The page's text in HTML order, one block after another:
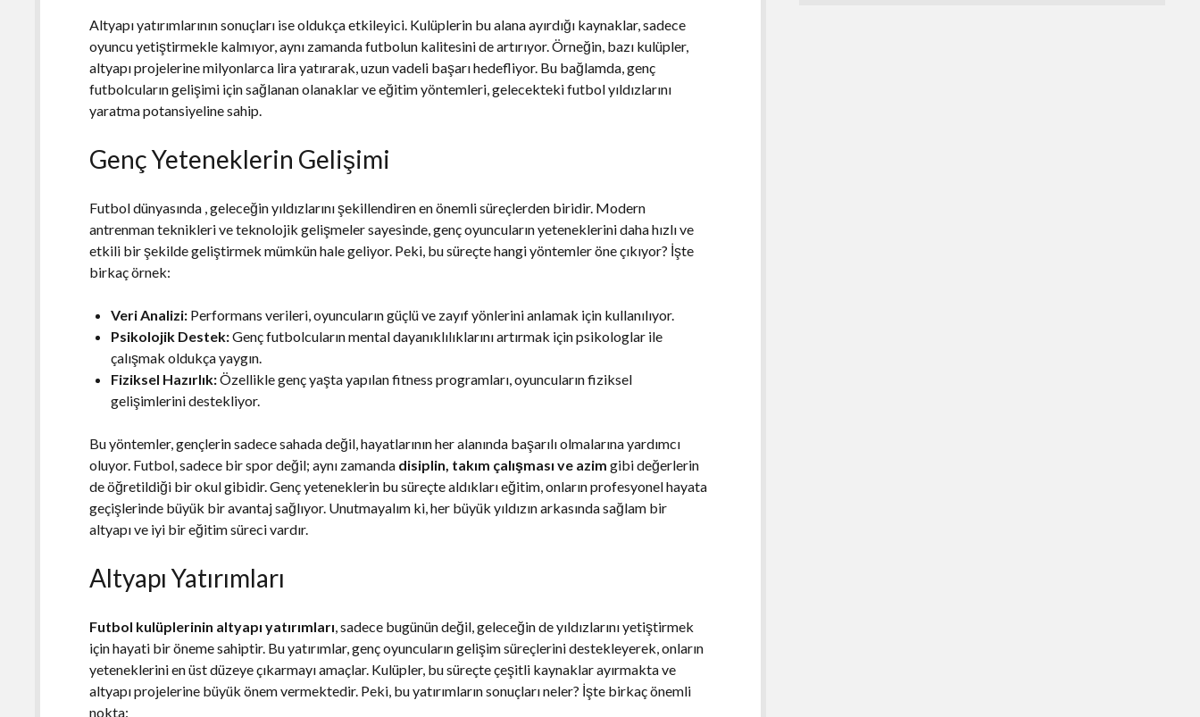
Altyapı yatırımlarının sonuçları ise oldukça etkileyici. Kulüplerin bu alana ayırdığı kaynaklar, sadece
oyuncu yetiştirmekle kalmıyor, aynı zamanda futbolun kalitesini de artırıyor. Örneğin, bazı kulüpler,
altyapı projelerine milyonlarca lira yatırarak, uzun vadeli başarı hedefliyor. Bu bağlamda, genç
futbolcuların gelişimi için sağlanan olanaklar ve eğitim yöntemleri, gelecekteki futbol yıldızlarını
yaratma potansiyeline sahip.
Genç Yeteneklerin Gelişimi
Futbol dünyasında , geleceğin yıldızlarını şekillendiren en önemli süreçlerden biridir. Modern
antrenman teknikleri ve teknolojik gelişmeler sayesinde, genç oyuncuların yeteneklerini daha hızlı ve
etkili bir şekilde geliştirmek mümkün hale geliyor. Peki, bu süreçte hangi yöntemler öne çıkıyor? İşte
birkaç örnek:
Veri Analizi: Performans verileri, oyuncuların güçlü ve zayıf yönlerini anlamak için kullanılıyor.
Psikolojik Destek:Genç futbolcuların mental dayanıklılıklarını artırmak için psikologlar ile
çalışmak oldukça yaygın.
Fiziksel Hazırlık:Özellikle genç yaşta yapılan fitness programları, oyuncuların fiziksel
gelişimlerini destekliyor.
Bu yöntemler, gençlerin sadece sahada değil, hayatlarının her alanında başarılı olmalarına yardımcı
oluyor. Futbol, sadece bir spor değil; aynı zamanda disiplin, takım çalışması ve azim gibi değerlerin
de öğretildiği bir okul gibidir. Genç yeteneklerin bu süreçte aldıkları eğitim, onların profesyonel hayata
geçişlerinde büyük bir avantaj sağlıyor. Unutmayalım ki, her büyük yıldızın arkasında sağlam bir
altyapı ve iyi bir eğitim süreci vardır.
Altyapı Yatırımları
Futbol kulüplerinin altyapı yatırımları, sadece bugünün değil, geleceğin de yıldızlarını yetiştirmek
için hayati bir öneme sahiptir. Bu yatırımlar, genç oyuncuların gelişim süreçlerini destekleyerek, onların
yeteneklerini en üst düzeye çıkarmayı amaçlar. Kulüpler, bu süreçte çeşitli kaynaklar ayırmakta ve
altyapı projelerine büyük önem vermektedir. Peki, bu yatırımların sonuçları neler? İşte birkaç önemli
nokta: